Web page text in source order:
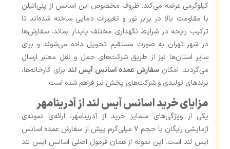
کیلوگرمی عرضه می‌کند. ظروف مخصوص این اسانس از پلی‌اتیلن
با مقاومت بالا در برابر نور و تغییرات دمایی ساخته شده‌اند تا
ترکیب رایحه در شرایط نگهداری مختلف پایدار بماند. سفارش‌ها
در شهر تهران به صورت مستقیم تحویل داده می‌شوند و برای
سایر استان‌ها نیز از طریق شرکت‌های حمل ‌و نقل معتبر ارسال
می‌گردند. امکان سفارش عمده اسانس آیس لند برای کارخانه‌ها،
برندهای تولیدی و شرکت‌های پخش نیز فراهم شده است.
مزایای خرید اسانس آیس لند از آدرینامهر
یکی از ویژگی‌های متمایز خرید از آدرینامهر، ارائه‌ی نمونه‌ی
آزمایشی رایگان با حجم 7 میلی‌گرم پیش از سفارش عمده اسانس
آیس لند است. این نمونه از همان فرمول اصلی اسانس آیس لند